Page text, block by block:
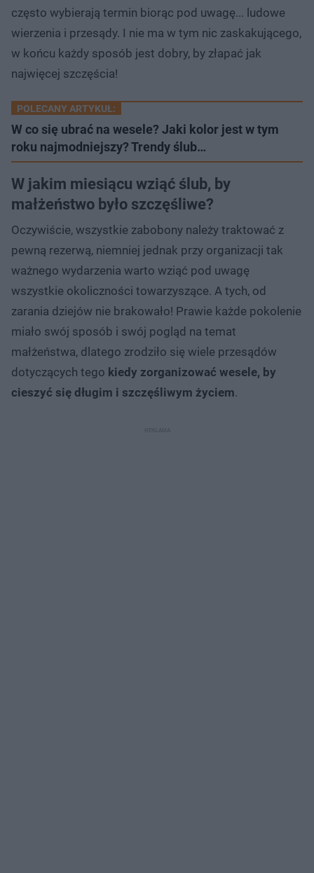
często wybierają termin biorąc pod uwagę... ludowe
wierzenia i przesądy. I nie ma w tym nic zaskakującego,
w końcu każdy sposób jest dobry, by złapać jak
najwięcej szczęścia!
POLECANY ARTYKUŁ:
W co się ubrać na wesele? Jaki kolor jest w tym
roku najmodniejszy? Trendy ślub…
W jakim miesiącu wziąć ślub, by
małżeństwo było szczęśliwe?
Oczywiście, wszystkie zabobony należy traktować z
pewną rezerwą, niemniej jednak przy organizacji tak
ważnego wydarzenia warto wziąć pod uwagę
wszystkie okoliczności towarzyszące. A tych, od
zarania dziejów nie brakowało! Prawie każde pokolenie
miało swój sposób i swój pogląd na temat
małżeństwa, dlatego zrodziło się wiele przesądów
dotyczących tego kiedy zorganizować wesele, by
cieszyć się długim i szczęśliwym życiem.